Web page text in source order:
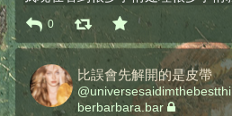
0
比誤會先解開的是皮帶
@
berbarbara.bar